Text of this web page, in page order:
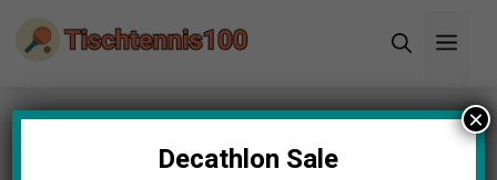
Zum
Inhalt
Startseite»Blog»Tischtennistasche Kompakt
Test: Die 5 besten (Bestenliste)
Decathlon Sale
×